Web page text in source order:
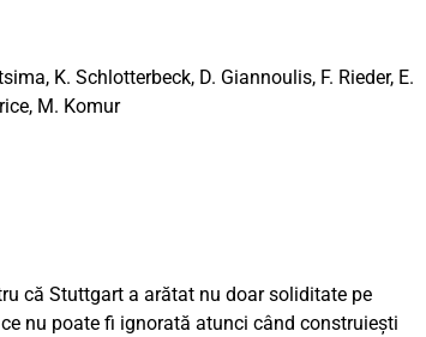
K. Schlotterbeck, D. Giannoulis, F. Rieder, E.
M. Komur
că Stuttgart a arătat nu doar soliditate pe
nu poate fi ignorată atunci când construiești